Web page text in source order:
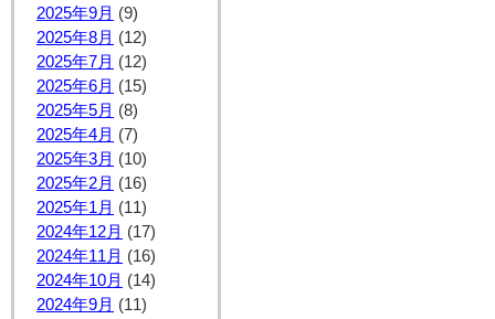
2025年9月 (9)
2025年8月 (12)
2025年7月 (12)
2025年6月 (15)
2025年5月 (8)
2025年4月 (7)
2025年3月 (10)
2025年2月 (16)
2025年1月 (11)
2024年12月 (17)
2024年11月 (16)
2024年10月 (14)
2024年9月 (11)